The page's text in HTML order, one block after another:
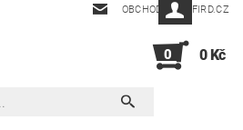
OBCHOD@PROFIRD.CZ
0 0 Kč